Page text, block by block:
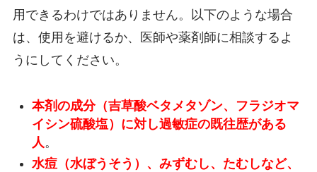
用できるわけではありません。以下のような場合
は、使用を避けるか、医師や薬剤師に相談するよ
うにしてください。
本剤の成分（吉草酸ベタメタゾン、フラジオマ
イシン硫酸塩）に対し過敏症の既往歴がある
人 。
水痘（水ぼうそう）、みずむし、たむしなど、